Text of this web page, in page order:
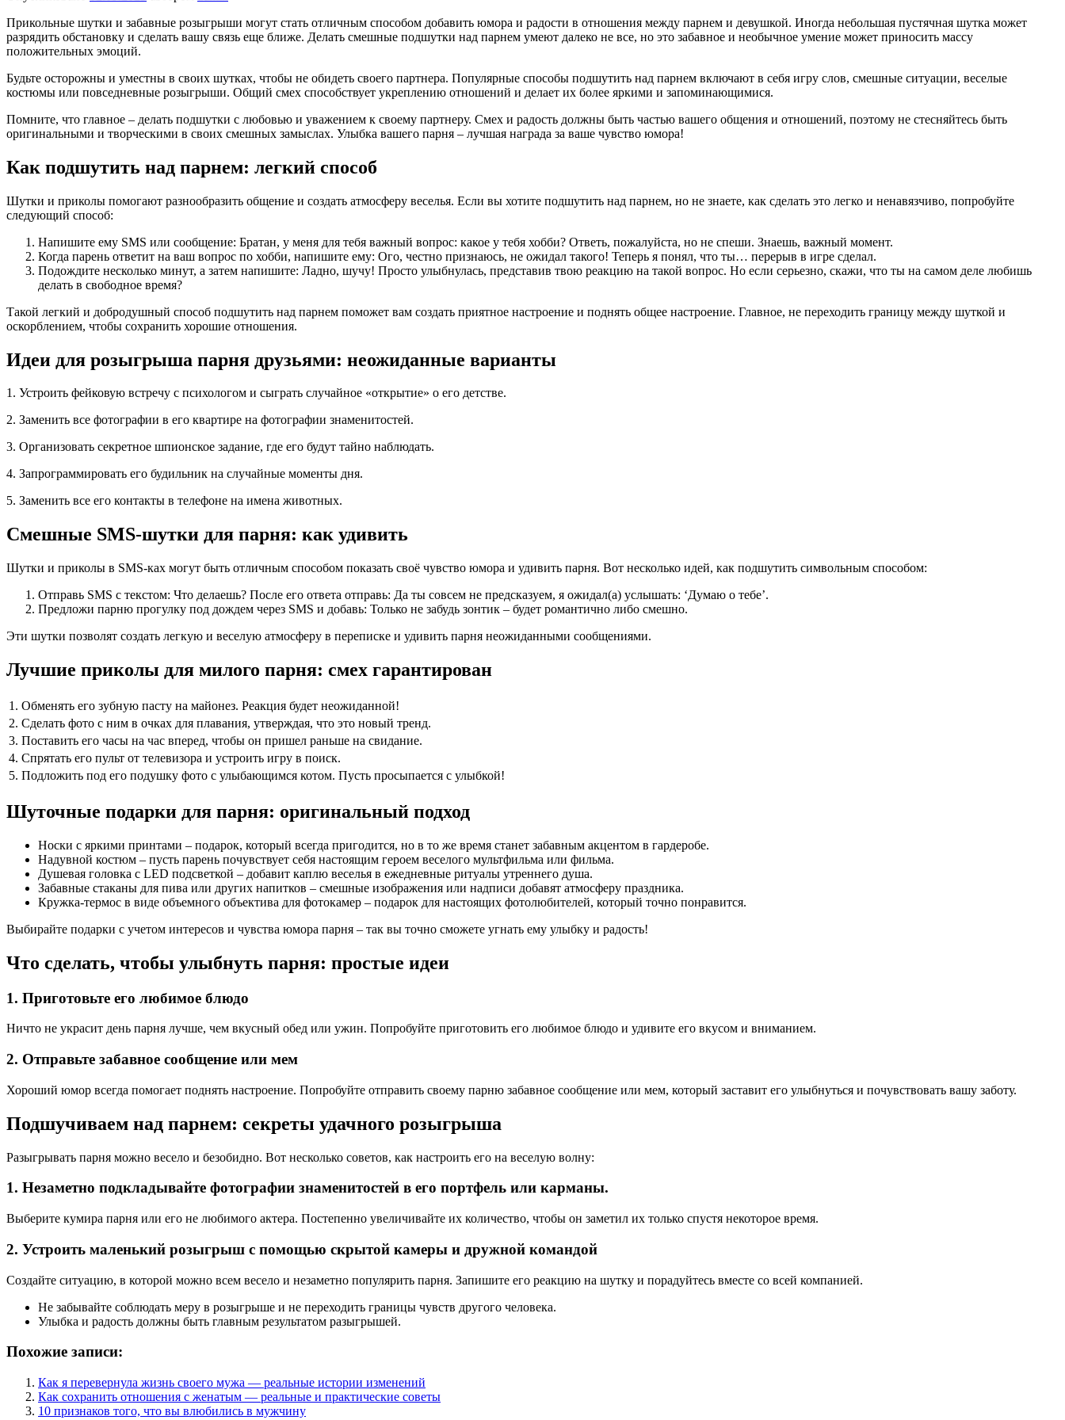
Прикольные шутки и забавные розыгрыши могут стать отличным способом добавить юмора и радости в отношения между парнем и девушкой. Иногда небольшая пустячная шутка может
разрядить обстановку и сделать вашу связь еще ближе. Делать смешные подшутки над парнем умеют далеко не все, но это забавное и необычное умение может приносить массу
положительных эмоций.
Будьте осторожны и уместны в своих шутках, чтобы не обидеть своего партнера. Популярные способы подшутить над парнем включают в себя игру слов, смешные ситуации, веселые
костюмы или повседневные розыгрыши. Общий смех способствует укреплению отношений и делает их более яркими и запоминающимися.
Помните, что главное – делать подшутки с любовью и уважением к своему партнеру. Смех и радость должны быть частью вашего общения и отношений, поэтому не стесняйтесь быть
оригинальными и творческими в своих смешных замыслах. Улыбка вашего парня – лучшая награда за ваше чувство юмора!
Как подшутить над парнем: легкий способ
Шутки и приколы помогают разнообразить общение и создать атмосферу веселья. Если вы хотите подшутить над парнем, но не знаете, как сделать это легко и ненавязчиво, попробуйте
следующий способ:
Напишите ему SMS или сообщение: Братан, у меня для тебя важный вопрос: какое у тебя хобби? Ответь, пожалуйста, но не спеши. Знаешь, важный момент.
Когда парень ответит на ваш вопрос по хобби, напишите ему: Ого, честно признаюсь, не ожидал такого! Теперь я понял, что ты… перерыв в игре сделал.
Подождите несколько минут, а затем напишите: Ладно, шучу! Просто улыбнулась, представив твою реакцию на такой вопрос. Но если серьезно, скажи, что ты на самом деле любишь
делать в свободное время?
Такой легкий и добродушный способ подшутить над парнем поможет вам создать приятное настроение и поднять общее настроение. Главное, не переходить границу между шуткой и
оскорблением, чтобы сохранить хорошие отношения.
Идеи для розыгрыша парня друзьями: неожиданные варианты
1. Устроить фейковую встречу с психологом и сыграть случайное «открытие» о его детстве.
2. Заменить все фотографии в его квартире на фотографии знаменитостей.
3. Организовать секретное шпионское задание, где его будут тайно наблюдать.
4. Запрограммировать его будильник на случайные моменты дня.
5. Заменить все его контакты в телефоне на имена животных.
Смешные SMS-шутки для парня: как удивить
Шутки и приколы в SMS-ках могут быть отличным способом показать своё чувство юмора и удивить парня. Вот несколько идей, как подшутить символьным способом:
Отправь SMS с текстом: Что делаешь? После его ответа отправь: Да ты совсем не предсказуем, я ожидал(а) услышать: ‘Думаю о тебе’.
Предложи парню прогулку под дождем через SMS и добавь: Только не забудь зонтик – будет романтично либо смешно.
Эти шутки позволят создать легкую и веселую атмосферу в переписке и удивить парня неожиданными сообщениями.
Лучшие приколы для милого парня: смех гарантирован
1. Обменять его зубную пасту на майонез. Реакция будет неожиданной!
2. Сделать фото с ним в очках для плавания, утверждая, что это новый тренд.
3. Поставить его часы на час вперед, чтобы он пришел раньше на свидание.
4. Спрятать его пульт от телевизора и устроить игру в поиск.
5. Подложить под его подушку фото с улыбающимся котом. Пусть просыпается с улыбкой!
Шуточные подарки для парня: оригинальный подход
Носки с яркими принтами – подарок, который всегда пригодится, но в то же время станет забавным акцентом в гардеробе.
Надувной костюм – пусть парень почувствует себя настоящим героем веселого мультфильма или фильма.
Душевая головка с LED подсветкой – добавит каплю веселья в ежедневные ритуалы утреннего душа.
Забавные стаканы для пива или других напитков – смешные изображения или надписи добавят атмосферу праздника.
Кружка-термос в виде объемного объектива для фотокамер – подарок для настоящих фотолюбителей, который точно понравится.
Выбирайте подарки с учетом интересов и чувства юмора парня – так вы точно сможете угнать ему улыбку и радость!
Что сделать, чтобы улыбнуть парня: простые идеи
1. Приготовьте его любимое блюдо
Ничто не украсит день парня лучше, чем вкусный обед или ужин. Попробуйте приготовить его любимое блюдо и удивите его вкусом и вниманием.
2. Отправьте забавное сообщение или мем
Хороший юмор всегда помогает поднять настроение. Попробуйте отправить своему парню забавное сообщение или мем, который заставит его улыбнуться и почувствовать вашу заботу.
Подшучиваем над парнем: секреты удачного розыгрыша
Разыгрывать парня можно весело и безобидно. Вот несколько советов, как настроить его на веселую волну:
1. Незаметно подкладывайте фотографии знаменитостей в его портфель или карманы.
Выберите кумира парня или его не любимого актера. Постепенно увеличивайте их количество, чтобы он заметил их только спустя некоторое время.
2. Устроить маленький розыгрыш с помощью скрытой камеры и дружной командой
Создайте ситуацию, в которой можно всем весело и незаметно популярить парня. Запишите его реакцию на шутку и порадуйтесь вместе со всей компанией.
Не забывайте соблюдать меру в розыгрыше и не переходить границы чувств другого человека.
Улыбка и радость должны быть главным результатом разыгрышей.
Похожие записи:
Как я перевернула жизнь своего мужа — реальные истории изменений
Как сохранить отношения с женатым — реальные и практические советы
10 признаков того, что вы влюбились в мужчину